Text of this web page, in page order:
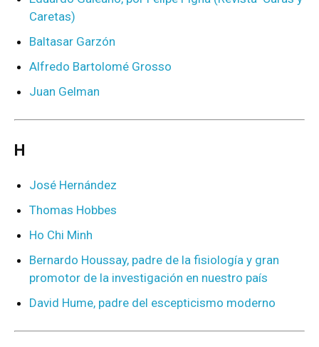
Caretas)
Baltasar Garzón
Alfredo Bartolomé Grosso
Juan Gelman
H
José Hernández
Thomas Hobbes
Ho Chi Minh
Bernardo Houssay, padre de la fisiología y gran
promotor de la investigación en nuestro país
David Hume, padre del escepticismo moderno